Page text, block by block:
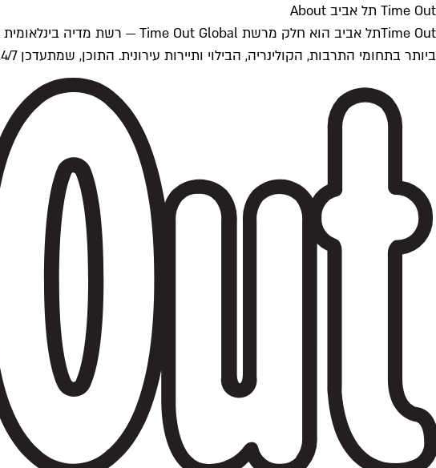
Time Out תל אביב About
ביותר בתחומי התרבות, הקולינריה, הבילוי ותיירות עירונית. התוכן, שמתעדכן 24/7, נכתב ונערך על ידי צוות עיתונאים מקצועי מקומי בישראל, בהתאם לסטנדרטים של Time Out העולמית.